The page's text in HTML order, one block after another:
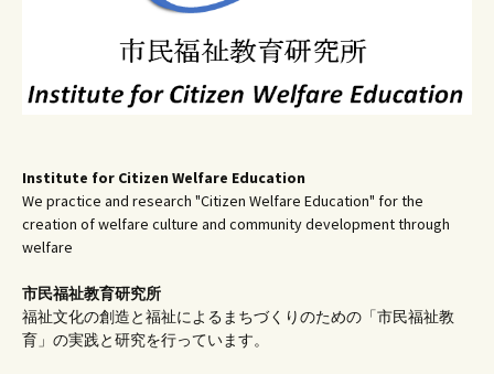
Institute for Citizen Welfare Education
We practice and research "Citizen Welfare Education" for the
creation of welfare culture and community development through
welfare
市民福祉教育研究所
福祉文化の創造と福祉によるまちづくりのための「市民福祉教
育」の実践と研究を行っています。